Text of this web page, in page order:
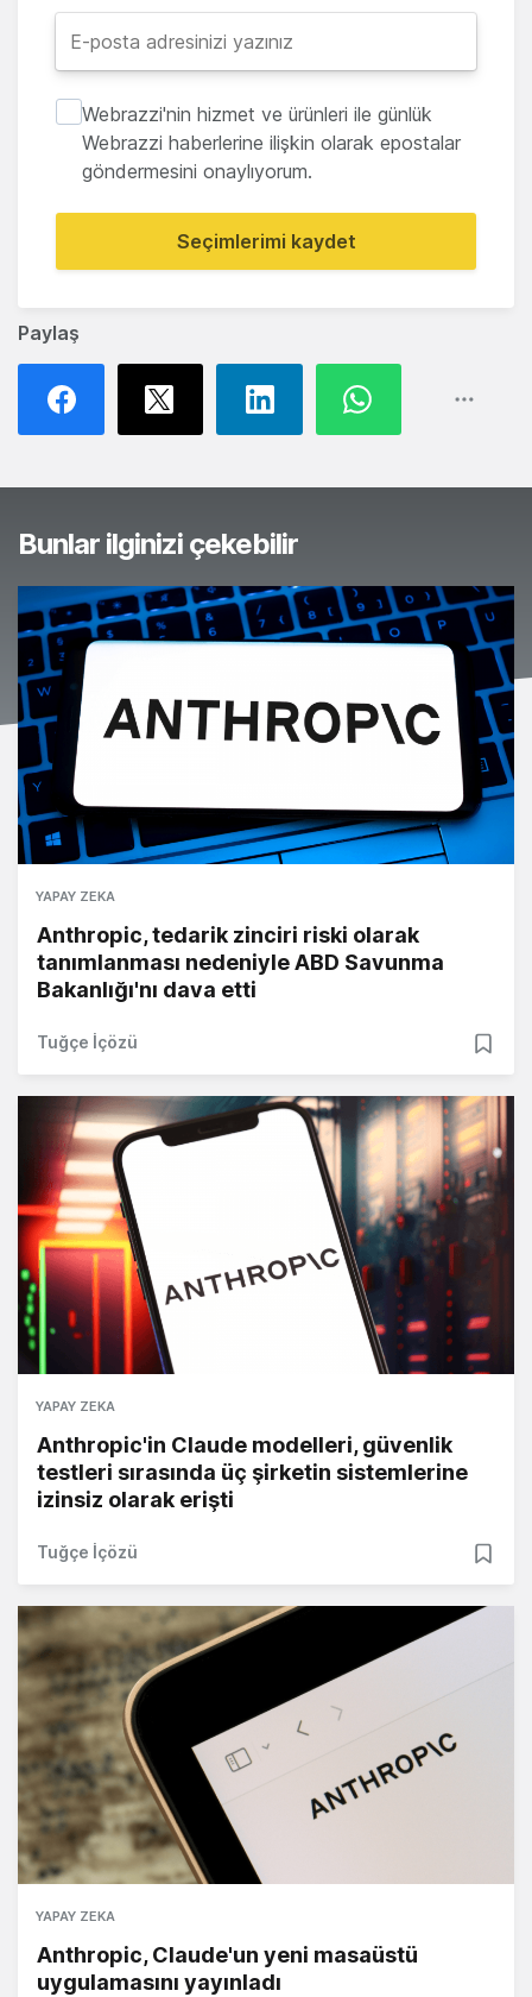
Paylaş
Webrazzi'nin hizmet ve ürünleri ile günlük
Webrazzi haberlerine ilişkin olarak epostalar
göndermesini onaylıyorum.
Seçimlerimi kaydet
Bunlar ilginizi çekebilir
YAPAY ZEKA
Anthropic, tedarik zinciri riski olarak
tanımlanması nedeniyle ABD Savunma
Bakanlığı'nı dava etti
Tuğçe İçözü
YAPAY ZEKA
Anthropic'in Claude modelleri, güvenlik
testleri sırasında üç şirketin sistemlerine
izinsiz olarak erişti
Tuğçe İçözü
YAPAY ZEKA
Anthropic, Claude'un yeni masaüstü
uygulamasını yayınladı